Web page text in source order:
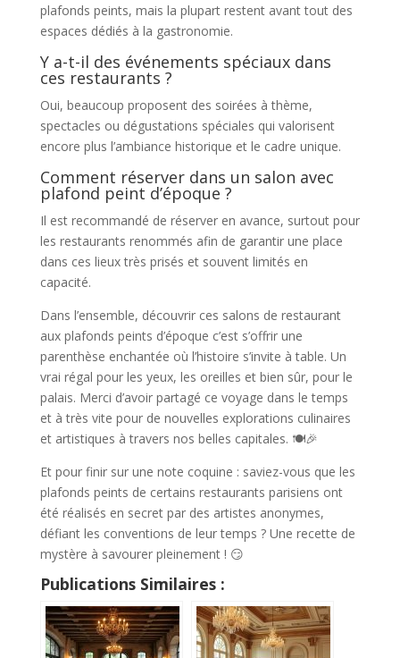
plafonds peints, mais la plupart restent avant tout des
espaces dédiés à la gastronomie.
Y a-t-il des événements spéciaux dans
ces restaurants ?
Oui, beaucoup proposent des soirées à thème,
spectacles ou dégustations spéciales qui valorisent
encore plus l’ambiance historique et le cadre unique.
Comment réserver dans un salon avec
plafond peint d’époque ?
Il est recommandé de réserver en avance, surtout pour
les restaurants renommés afin de garantir une place
dans ces lieux très prisés et souvent limités en
capacité.
Dans l’ensemble, découvrir ces salons de restaurant
aux plafonds peints d’époque c’est s’offrir une
parenthèse enchantée où l’histoire s’invite à table. Un
vrai régal pour les yeux, les oreilles et bien sûr, pour le
palais. Merci d’avoir partagé ce voyage dans le temps
et à très vite pour de nouvelles explorations culinaires
et artistiques à travers nos belles capitales. 🍽️🎉
Et pour finir sur une note coquine : saviez-vous que les
plafonds peints de certains restaurants parisiens ont
été réalisés en secret par des artistes anonymes,
défiant les conventions de leur temps ? Une recette de
mystère à savourer pleinement ! 😏
Publications Similaires :